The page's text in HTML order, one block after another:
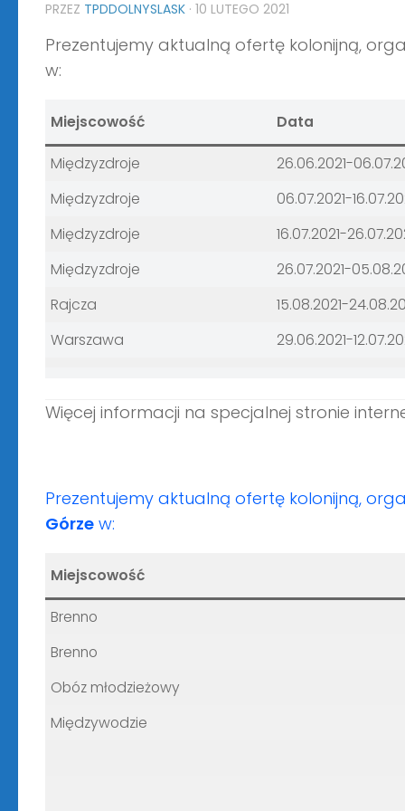
PRZEZ TPDDOLNYSLASK · 10 LUTEGO 2021
Prezentujemy aktualną ofertę kolonijną,
w:
Miejscowość
Data
Międzyzdroje
26.06.2021-
Międzyzdroje
06.07.2021-
Międzyzdroje
16.07.2021-
Międzyzdroje
26.07.2021-
Rajcza
15.08.2021-
Warszawa
29.06.2021-
Więcej informacji na specjalnej stronie
Prezentujemy aktualną ofertę kolonijną,
Górze w:
Miejscowość
Brenno
Brenno
Obóz młodzieżowy
Międzywodzie